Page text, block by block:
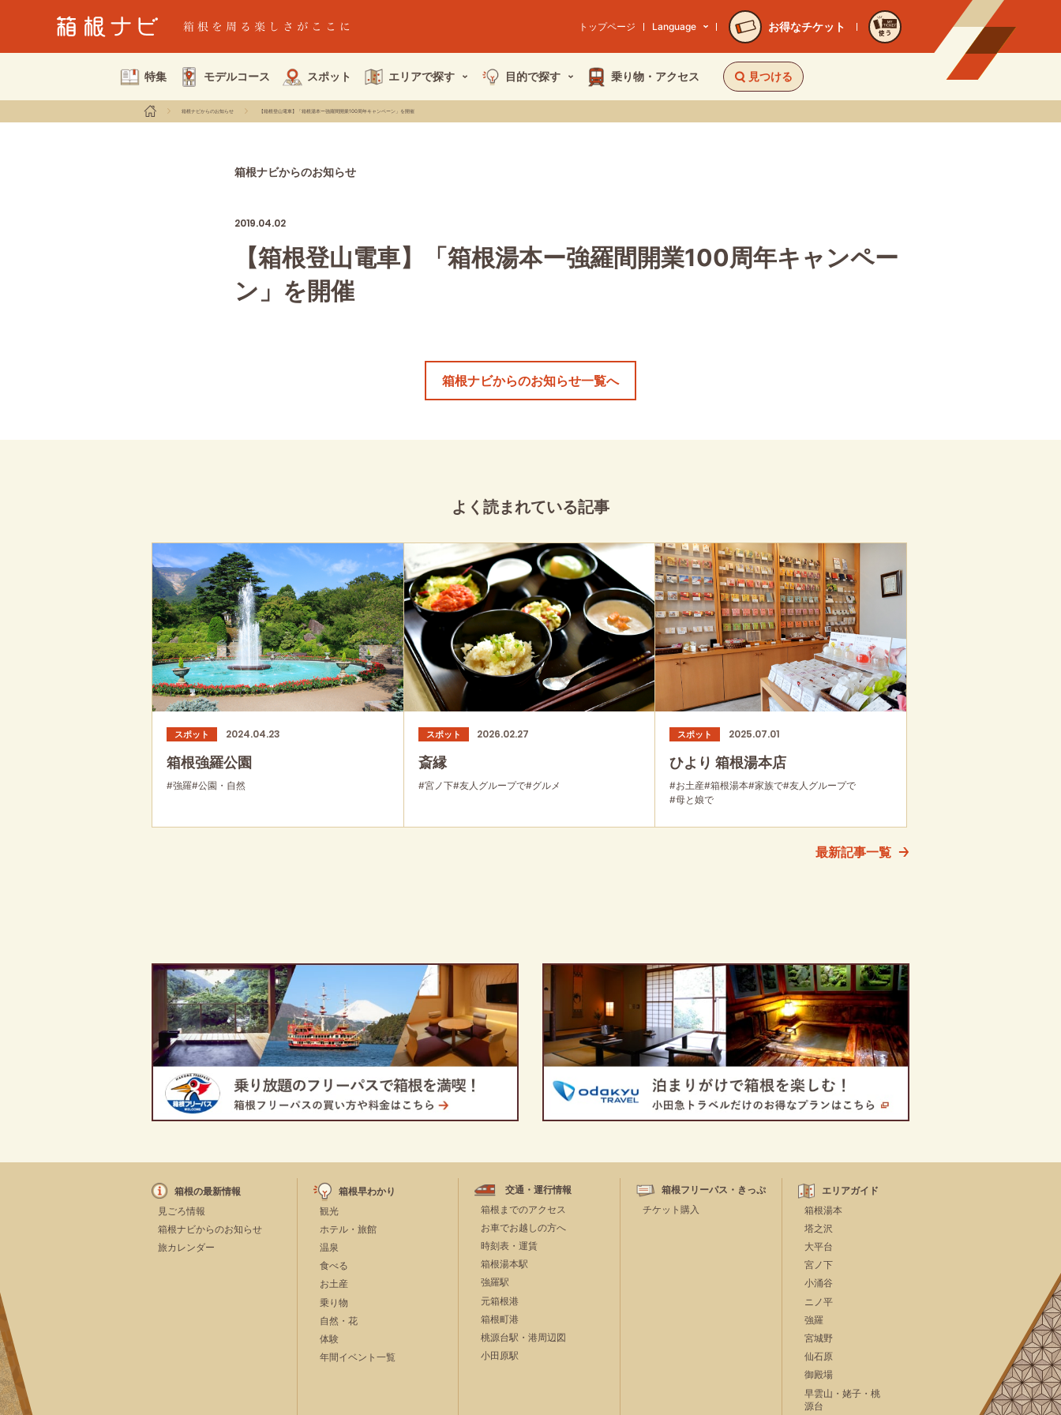
トップページ Language お得なチケット
使う
特集 モデルコース スポット エリアで探す 目的で探す 乗り物・ アクセス 見つける
箱根ナビからのお知らせ 【箱根登山電車】「箱根湯本ー強羅間開業100周年キャンペーン」を開催
箱根ナビからのお知らせ
2019.04.02
【箱根登山電車】「箱根湯本ー強羅間開業100周年キャンペー
ン」を開催
箱根ナビからのお知らせ一覧へ
よく読まれている記事
スポット 2024.04.23
箱根強羅公園
#強羅#公園・自然
スポット 2026.02.27
斎縁
#宮ノ下#友人グループで#グルメ
スポット 2025.07.01
ひより 箱根湯本店
#お土産#箱根湯本#家族で#友人グループで
#母と娘で
最新記事一覧
箱根の最新情報
見ごろ情報
箱根ナビからのお知らせ
旅カレンダー
箱根早わかり
観光
ホテル・旅館
温泉
食べる
お土産
乗り物
自然・花
体験
年間イベント一覧
交通・運行情報
箱根までのアクセス
お車でお越しの方へ
時刻表・運賃
箱根湯本駅
強羅駅
元箱根港
箱根町港
桃源台駅・港周辺図
小田原駅
箱根フリーパス・きっぷ
チケット購入
エリアガイド
箱根湯本
塔之沢
大平台
宮ノ下
小涌谷
ニノ平
強羅
宮城野
仙石原
御殿場
早雲山・姥子・桃
源台